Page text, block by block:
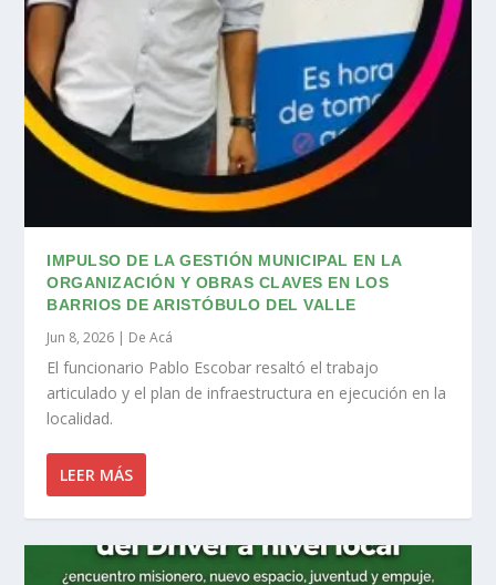
IMPULSO DE LA GESTIÓN MUNICIPAL EN LA
ORGANIZACIÓN Y OBRAS CLAVES EN LOS
BARRIOS DE ARISTÓBULO DEL VALLE
Jun 8, 2026 | De Acá
El funcionario Pablo Escobar resaltó el trabajo
articulado y el plan de infraestructura en ejecución en la
localidad.
LEER MÁS